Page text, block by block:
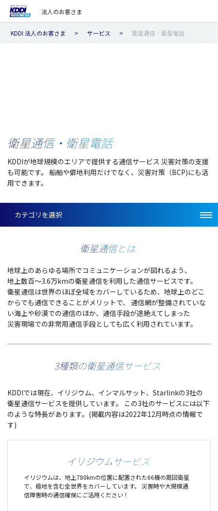
法人のお客さま
KDDI 法人のお客さま サービス 衛星通信・衛星電話
衛星通信・衛星電話
KDDIが地球規模のエリアで提供する通信サービス 災害対策の支援
も可能です。 船舶や僻地利用だけでなく、災害対策（BCP)にも活
用できます。
カテゴリを選択
衛星通信とは
地球上のあらゆる場所でコミュニケーションが図れるよう、
地上数百～3.6万kmの衛星通信を利用 した通信サービスです。
衛星通信は世界のほぼ全域をカバー しているため、 地球上のどこ
からでも通信できることがメリットで、 通信網が整備されていな
い海上や砂漠での通信のほか、 通信手段が途絶えてしまった
災害現場での非常用通信手段としても広く 利用されています。
3種類の衛星通信サービス
KDDIでは現在、 イリジウム、 インマルサット、Starlinkの3社の
衛星通信サービスを提供しています。 この3社のサービスには以下
のような特長があります。(掲載内容は2022年12月時点の情報で
す)
イリジウムサービス
イリジウムは、地上780kmの位置に配置された66機の周回衛星
で、極地を含む全世界をカバーしています。 災害時や大規模通
信障害時の通信確保にご活用ください！